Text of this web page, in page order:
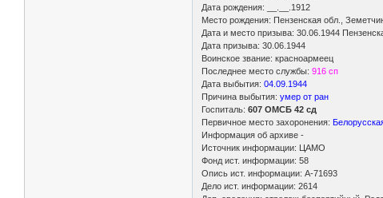
Дата рождения: __.__.1912
Место рождения: Пензенская обл.,
Дата и место призыва: 30.06.1944
Дата призыва: 30.06.1944
Воинское звание: красноармеец
Последнее место службы: 916 сп
Дата выбытия: 04.09.1944
Причина выбытия:умер от ран
Госпиталь:607 ОМСБ 42 сд
Первичное место захоронения:
Информация об архиве -
Источник информации: ЦАМО
Фонд ист. информации: 58
Опись ист. информации: А-71693
Дело ист. информации: 2614